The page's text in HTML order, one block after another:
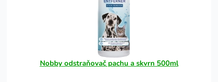
Nobby odstraňovač pachu a skvrn 500ml